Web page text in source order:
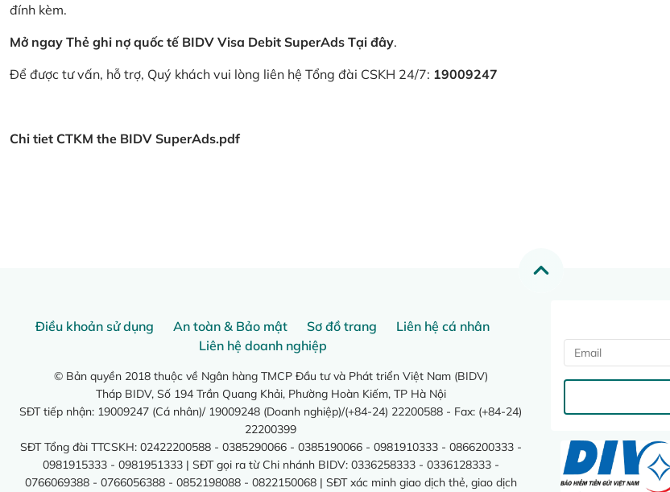
đính kèm.
Mở ngay Thẻ ghi nợ quốc tế BIDV Visa Debit SuperAds Tại đây.
Để được tư vấn, hỗ trợ, Quý khách vui lòng liên hệ Tổng đài CSKH 24/7: 19009247
Chi tiet CTKM the BIDV SuperAds.pdf
Điều khoản sử dụng An toàn & Bảo mật Sơ đồ trang
Liên hệ cá nhân
Liên hệ doanh nghiệp
© Bản quyền 2018 thuộc về Ngân hàng TMCP Đầu tư và Phát triển Việt Nam (BIDV)
Tháp BIDV, Số 194 Trần Quang Khải, Phường Hoàn Kiếm, TP Hà Nội
SĐT tiếp nhận: 19009247 (Cá nhân)/ 19009248 (Doanh nghiệp)/(+84-24) 22200588 - Fax: (+84-24)
22200399
SĐT Tổng đài TTCSKH: 02422200588 - 0385290066 - 0385190066 - 0981910333 - 0866200333 -
0981915333 - 0981951333 | SĐT gọi ra từ Chi nhánh BIDV: 0336258333 - 0336128333 -
0766069388 - 0766056388 - 0852198088 - 0822150068 | SĐT xác minh giao dịch thẻ, giao dịch